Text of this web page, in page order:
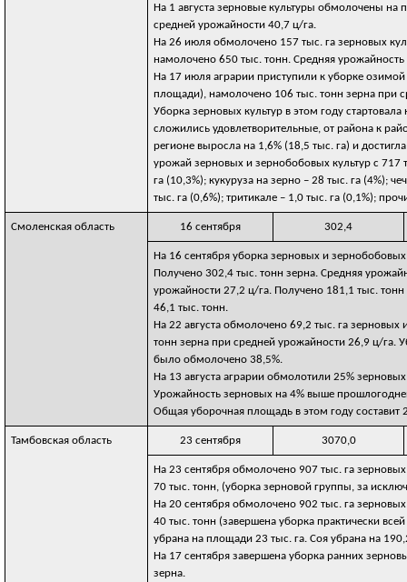
На 1 августа зерновые культуры обмолочены
средней урожайности 40,7 ц/га.
На 26 июля обмолочено 157 тыс. га зерновых
намолочено 650 тыс. тонн. Средняя урожайность
На 17 июля аграрии приступили к уборке
площади), намолочено 106 тыс. тонн зерна при
Уборка зерновых культур в этом году
сложились удовлетворительные, от района к
регионе выросла на 1,6% (18,5 тыс. га) и
урожай зерновых и зернобобовых культур с 717
га (10,3%); кукуруза на зерно – 28 тыс. га (4%);
тыс. га (0,6%); тритикале – 1,0 тыс. га (0,1%);
Смоленская область 16 сентября 302,4
На 16 сентября уборка зерновых и
Получено 302,4 тыс. тонн зерна. Средняя
урожайности 27,2 ц/га. Получено 181,1 тыс.
46,1 тыс. тонн.
На 22 августа обмолочено 69,2 тыс. га зерновых
тонн зерна при средней урожайности 26,9 ц/га.
было обмолочено 38,5%.
На 13 августа аграрии обмолотили 25%
Урожайность зерновых на 4% выше
Общая уборочная площадь в этом году составит
Тамбовская область 23 сентября 3070,0
На 23 сентября обмолочено 907 тыс. га
70 тыс. тонн, (уборка зерновой группы, за
На 20 сентября обмолочено 902 тыс. га
40 тыс. тонн (завершена уборка практически
убрана на площади 23 тыс. га. Соя убрана на
На 17 сентября завершена уборка ранних
зерна.